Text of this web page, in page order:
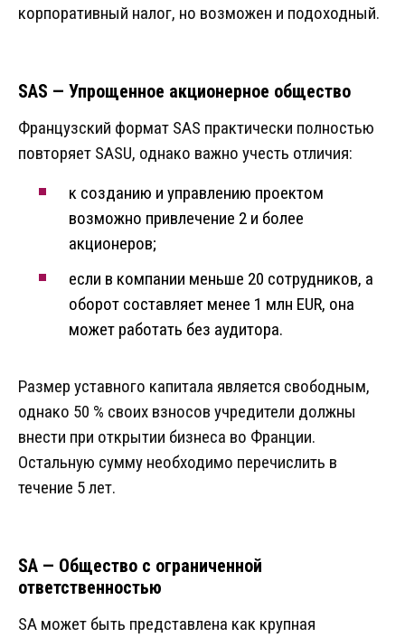
корпоративный налог, но возможен и подоходный.
SAS — Упрощенное акционерное общество
Французский формат SAS практически полностью
повторяет SASU, однако важно учесть отличия:
к созданию и управлению проектом
возможно привлечение 2 и более
акционеров;
если в компании меньше 20 сотрудников, а
оборот составляет менее 1 млн EUR, она
может работать без аудитора.
Размер уставного капитала является свободным,
однако 50 % своих взносов учредители должны
внести при открытии бизнеса во Франции.
Остальную сумму необходимо перечислить в
течение 5 лет.
SA — Общество с ограниченной
ответственностью
SA может быть представлена как крупная